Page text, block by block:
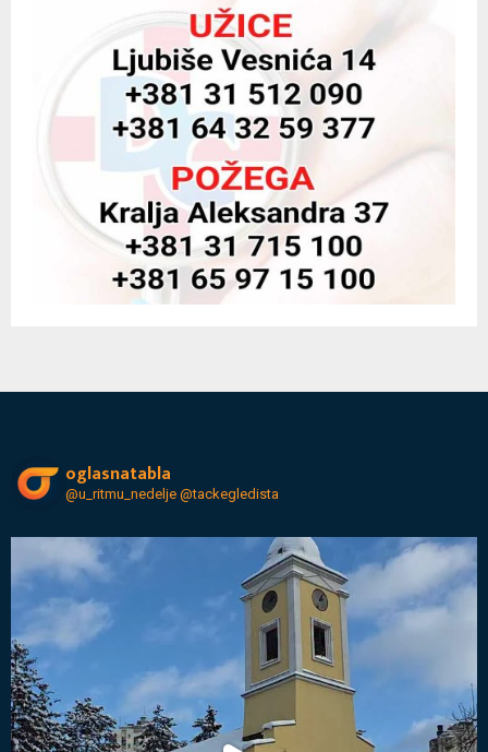
oglasnatabla
@u_ritmu_nedelje @tackegledista